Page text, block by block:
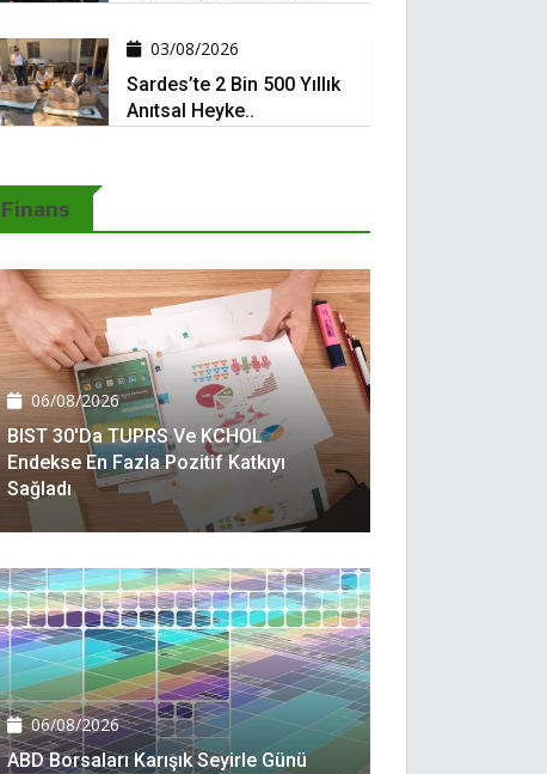
03/08/2026
Sardes’te 2 Bin 500 Yıllık
Anıtsal Heyke..
Finans
06/08/2026
BIST 30'da TUPRS Ve KCHOL
Endekse En Fazla Pozitif Katkıyı
Sağladı
06/08/2026
ABD Borsaları Karışık Seyirle Günü